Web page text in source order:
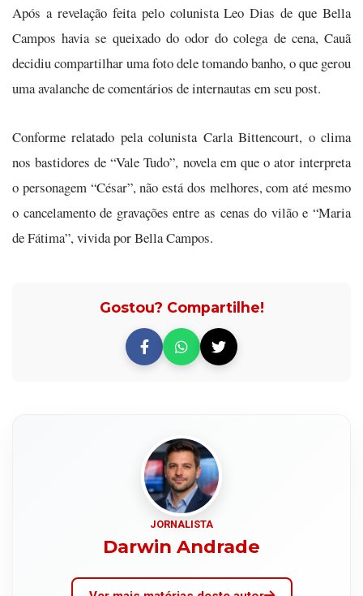
Após a revelação feita pelo colunista Leo Dias de que Bella
Campos havia se queixado do odor do colega de cena, Cauã
decidiu compartilhar uma foto dele tomando banho, o que gerou
uma avalanche de comentários de internautas em seu post.
Conforme relatado pela colunista Carla Bittencourt, o clima
nos bastidores de “Vale Tudo”, novela em que o ator interpreta
o personagem “César”, não está dos melhores, com até mesmo
o cancelamento de gravações entre as cenas do vilão e “Maria
de Fátima”, vivida por Bella Campos.
Gostou? Compartilhe!
JORNALISTA
Darwin Andrade